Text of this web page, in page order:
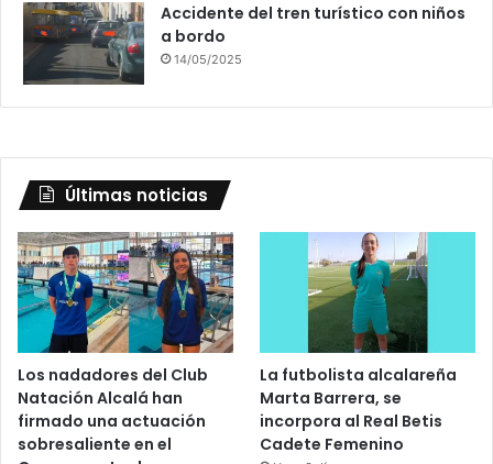
Accidente del tren turístico con niños
a bordo
14/05/2025
Últimas noticias
Los nadadores del Club
Natación Alcalá han
firmado una actuación
sobresaliente en el
La futbolista alcalareña
Marta Barrera, se
incorpora al Real Betis
Cadete Femenino